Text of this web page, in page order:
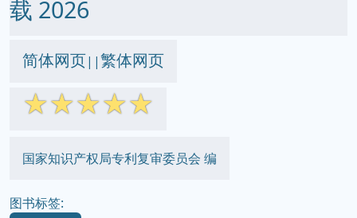
载 2026
简体网页||繁体网页
☆☆☆☆☆
国家知识产权局专利复审委员会 编
图书标签: